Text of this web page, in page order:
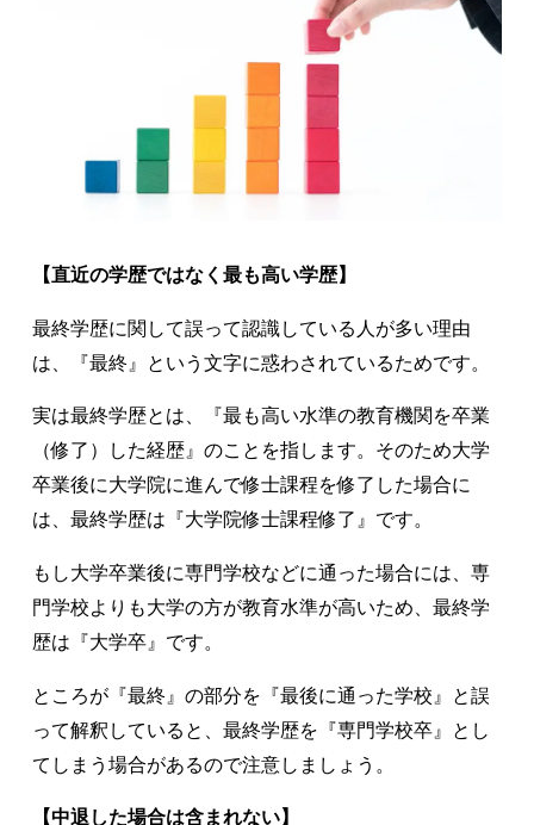
【直近の学歴ではなく最も高い学歴】
最終学歴に関して誤って認識している人が多い理由
は、『最終』という文字に惑わされているためです。
実は最終学歴とは、『最も高い水準の教育機関を卒業
（修了）した経歴』のことを指します。そのため大学
卒業後に大学院に進んで修士課程を修了した場合に
は、最終学歴は『大学院修士課程修了』です。
もし大学卒業後に専門学校などに通った場合には、専
門学校よりも大学の方が教育水準が高いため、最終学
歴は『大学卒』です。
ところが『最終』の部分を『最後に通った学校』と誤
って解釈していると、最終学歴を『専門学校卒』とし
てしまう場合があるので注意しましょう。
【中退した場合は含まれない】